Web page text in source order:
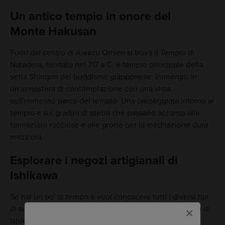
×
Un antico tempio in onore del
Monte Hakusan
Fuori dal centro di Awazu Onsen si trova il Tempio di
Natadera, fondato nel 717 a.C. e tempio principale della
setta Shingon del buddismo giapponese. Immergiti in
un'atmosfera di contemplazione con una vista
sull'immenso parco del tempio. Una passeggiata intorno al
tempio e sui gradini di pietra che passano accanto alle
formazioni rocciose e alle grotte per la meditazione dura
mezz'ora.
Esplorare i negozi artigianali di
Ishikawa
Se hai un po' di tempo e vuoi conoscere tutti i diversi tipi
di artigianato unico di
e della Prefettura di
Ishikawa, visita il villaggio dell'artigianato di